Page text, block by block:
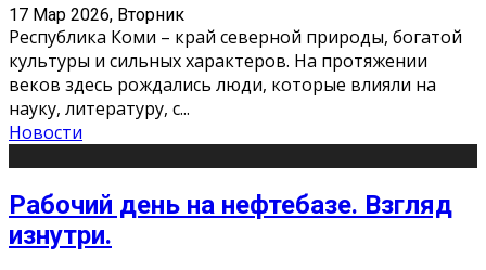
17 Мар 2026, Вторник
Республика Коми – край северной природы, богатой
культуры и сильных характеров. На протяжении
веков здесь рождались люди, которые влияли на
науку, литературу, с...
Новости
Рабочий день на нефтебазе. Взгляд
изнутри.